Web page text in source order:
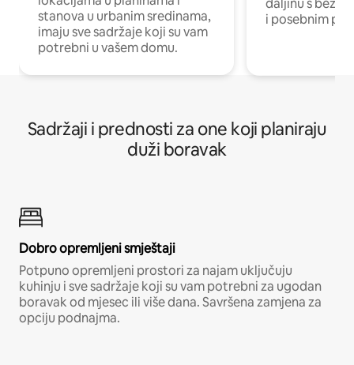
stanova u urbanim sredinama,
imaju sve sadržaje koji su vam
potrebni u vašem domu.
daljinu s
i posebnim
Sadržaji i prednosti za one koji planiraju
duži boravak
Dobro opremljeni smještaji
Potpuno opremljeni prostori za najam uključuju
kuhinju i sve sadržaje koji su vam potrebni za ugodan
boravak od mjesec ili više dana. Savršena zamjena za
opciju podnajma.